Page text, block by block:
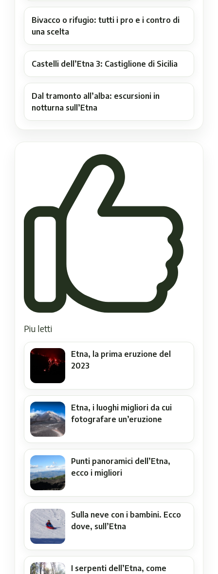
Bivacco o rifugio: tutti i pro e i contro di
una scelta
Castelli dell’Etna 3: Castiglione di Sicilia
Dal tramonto all’alba: escursioni in
notturna sull’Etna
Piu letti
Etna, la prima eruzione del
2023
Etna, i luoghi migliori da cui
fotografare un’eruzione
Punti panoramici dell’Etna,
ecco i migliori
Sulla neve con i bambini. Ecco
dove, sull’Etna
I serpenti dell’Etna, come